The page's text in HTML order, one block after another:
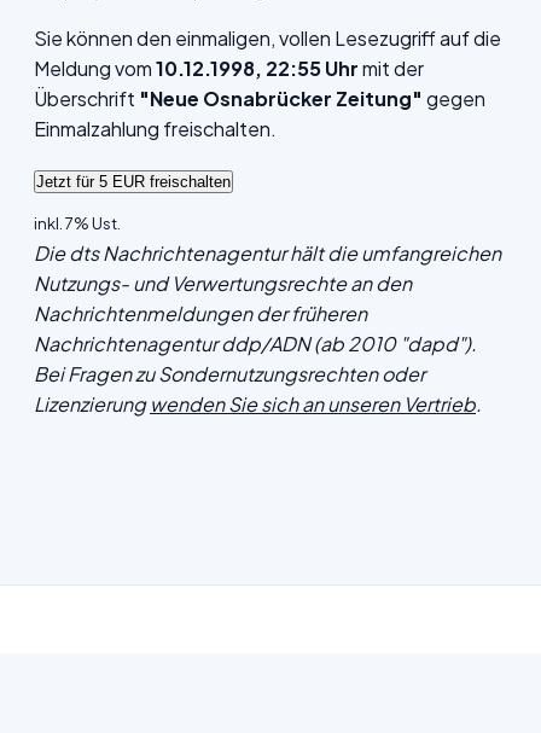
Sie können den einmaligen, vollen Lesezugriff auf die
Meldung vom10.12.1998, 22:55 Uhrmit der
Überschrift "Neue Osnabrücker Zeitung" gegen
Einmalzahlung freischalten.
inkl. 7% Ust.
Die dts Nachrichtenagentur hält die umfangreichen
Nutzungs- und Verwertungsrechte an den
Nachrichtenmeldungen der früheren
Nachrichtenagentur ddp/ADN (ab 2010 "dapd").
Bei Fragen zu Sondernutzungsrechten oder
Lizenzierungwenden Sie sich an unseren Vertrieb.